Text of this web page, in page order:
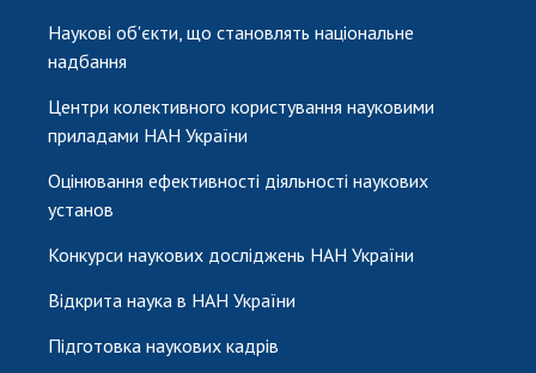
Наукові об'єкти, що становлять національне
надбання
Центри колективного користування науковими
приладами НАН України
Оцінювання ефективності діяльності наукових
установ
Конкурси наукових досліджень НАН України
Відкрита наука в НАН України
Підготовка наукових кадрів